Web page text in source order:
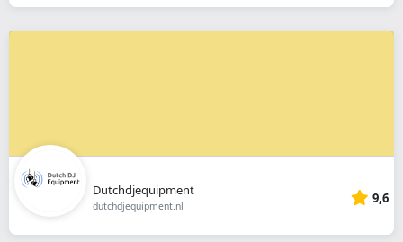
Dutchdjequipment
dutchdjequipment.nl 9,6